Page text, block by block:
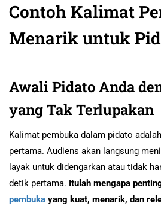
Contoh Kalimat
Menarik untuk
Awali Pidato Anda
yang Tak Terlupakan
Kalimat pembuka dalam pidato
pertama. Audiens akan langsung
layak untuk didengarkan atau tidak
detik pertama. Itulah mengapa
pembuka yang kuat, menarik, dan